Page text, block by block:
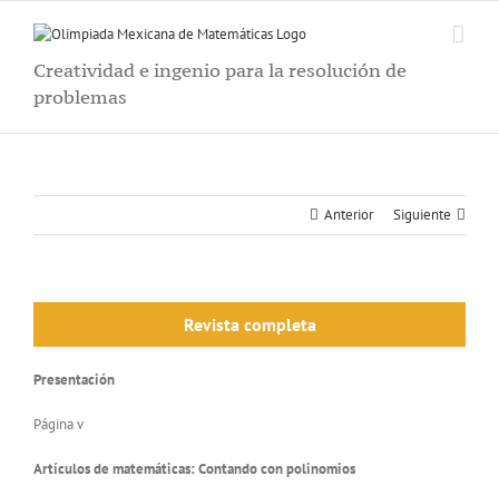
Creatividad e ingenio para la resolución de
problemas
Anterior Siguiente
Revista completa
Presentación
Página v
Artículos de matemáticas: Contando con polinomios